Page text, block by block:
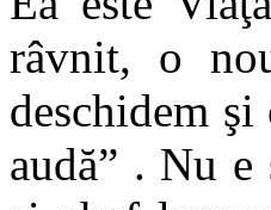
râvnit, o
deschidem
audă” . Nu